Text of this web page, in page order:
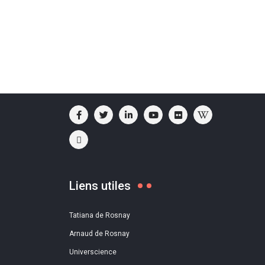
Liens utiles
Tatiana de Rosnay
Arnaud de Rosnay
Universcience